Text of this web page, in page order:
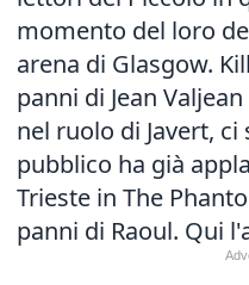
momento del loro
arena di Glasgow.
panni di Jean
nel ruolo di Javert, ci
pubblico ha già
Trieste in The
panni di Raoul. Qui